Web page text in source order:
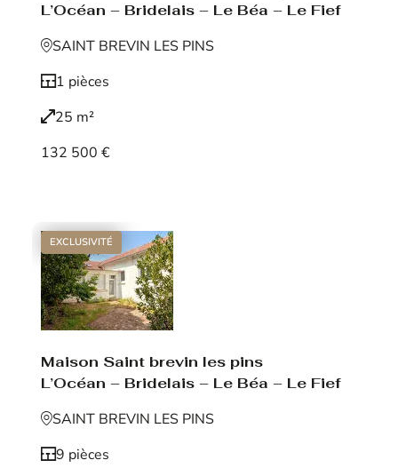
L’Océan – Bridelais – Le Béa – Le Fief
SAINT BREVIN LES PINS
1 pièces
25 m²
132 500 €
EXCLUSIVITÉ
Maison Saint brevin les pins
L’Océan – Bridelais – Le Béa – Le Fief
SAINT BREVIN LES PINS
9 pièces